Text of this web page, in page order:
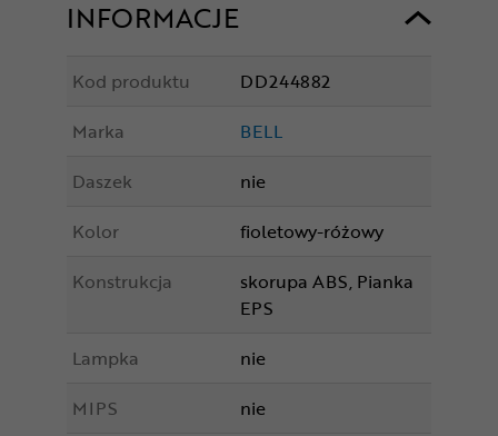
INFORMACJE
Kod produktu
DD244882
Marka
BELL
Daszek
nie
Kolor
fioletowy-różowy
Konstrukcja
skorupa ABS, Pianka
EPS
Lampka
nie
MIPS
nie